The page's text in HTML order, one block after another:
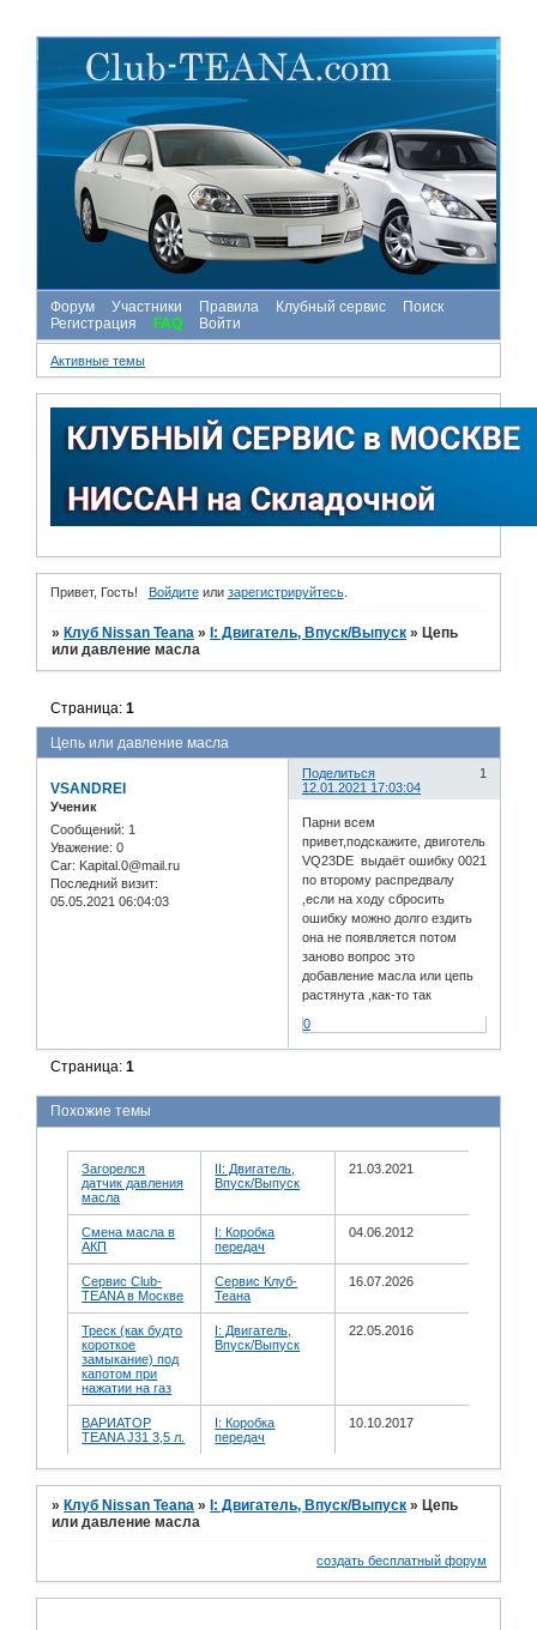
Форум Участники Правила Клубный сервис
Поиск
Регистрация
FAQ Войти
Активные темы
Привет, Гость! Войдитеили зарегистрируйтесь.
» Клуб Nissan Teana » I: Двигатель, Впуск/Выпуск » Цепь
или давление масла
Цепь или давление масла
Страница:1
Поделиться
1
12.01.2021 17:03:04
VSANDREI
Ученик
Сообщений: 1
Уважение: 0
Car: Kapital.0@mail.ru
Последний визит:
05.05.2021 06:04:03
Парни всем
привет,подскажите, двиготель
VQ23DE выдаёт ошибку 0021
по второму распредвалу
,если на ходу сбросить
ошибку можно долго ездить
она не появляется потом
заново вопрос это
добавление масла или цепь
растянута ,как-то так
0
Страница:1
Похожие темы
Загорелся
датчик давления
масла
II: Двигатель,
Впуск/Выпуск
21.03.2021
Смена масла в
АКП
I: Коробка
передач
04.06.2012
Сервис Club-
TEANA в Москве
Сервис Клуб-
Теана
16.07.2026
Треск (как будто
короткое
замыкание) под
капотом при
нажатии на газ
I: Двигатель,
Впуск/Выпуск
22.05.2016
ВАРИАТОР
TEANA J31 3,5 л.
I: Коробка
передач
10.10.2017
» Клуб Nissan Teana » I: Двигатель, Впуск/Выпуск » Цепь
или давление масла
создать бесплатный форум